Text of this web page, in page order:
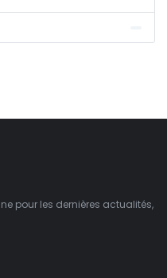
pour les dernières actualités,